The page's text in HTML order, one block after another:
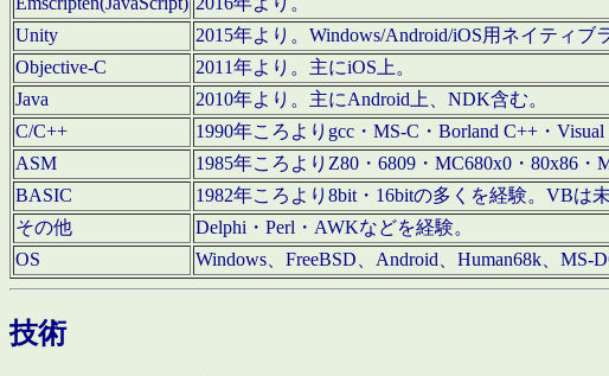
Unity
2015年より。Windows/Android/iOS用ネイティブ
Objective-C
2011年より。主にiOS上。
Java
2010年より。主にAndroid上、NDK含む。
C/C++
1990年ころよりgcc・MS-C・Borland C++・
ASM
1985年ころよりZ80・6809・MC680x0・80x86
BASIC
1982年ころより8bit・16bitの多くを経験。VBは未
その他
Delphi・Perl・AWKなどを経験。
OS
Windows、FreeBSD、Android、Human68k、
技術